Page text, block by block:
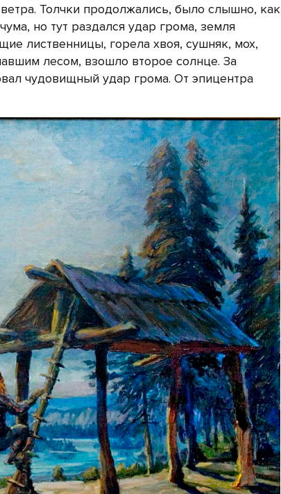
Толчки продолжались, было слышно, как
но тут раздался удар грома, земля
лиственницы, горела хвоя, сушняк, мох,
лесом, взошло второе солнце. За
чудовищный удар грома. От эпицентра